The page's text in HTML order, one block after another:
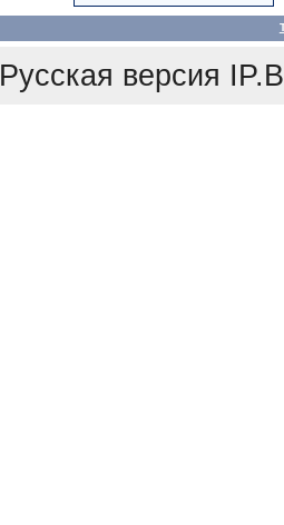
Русская версия